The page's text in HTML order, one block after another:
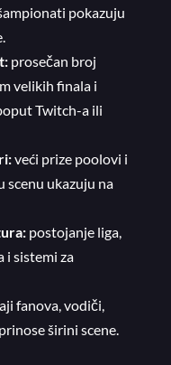
pokazuju
prosečan broj
velikih finala i
Twitch-a ili
veći prize poolovi i
scenu ukazuju na
postojanje liga,
i sistemi za
fanova, vodiči,
širini scene.